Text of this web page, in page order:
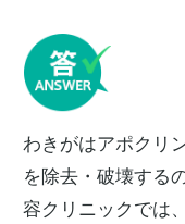
わきがはアポクリ
を除去・破壊する
容クリニックでは